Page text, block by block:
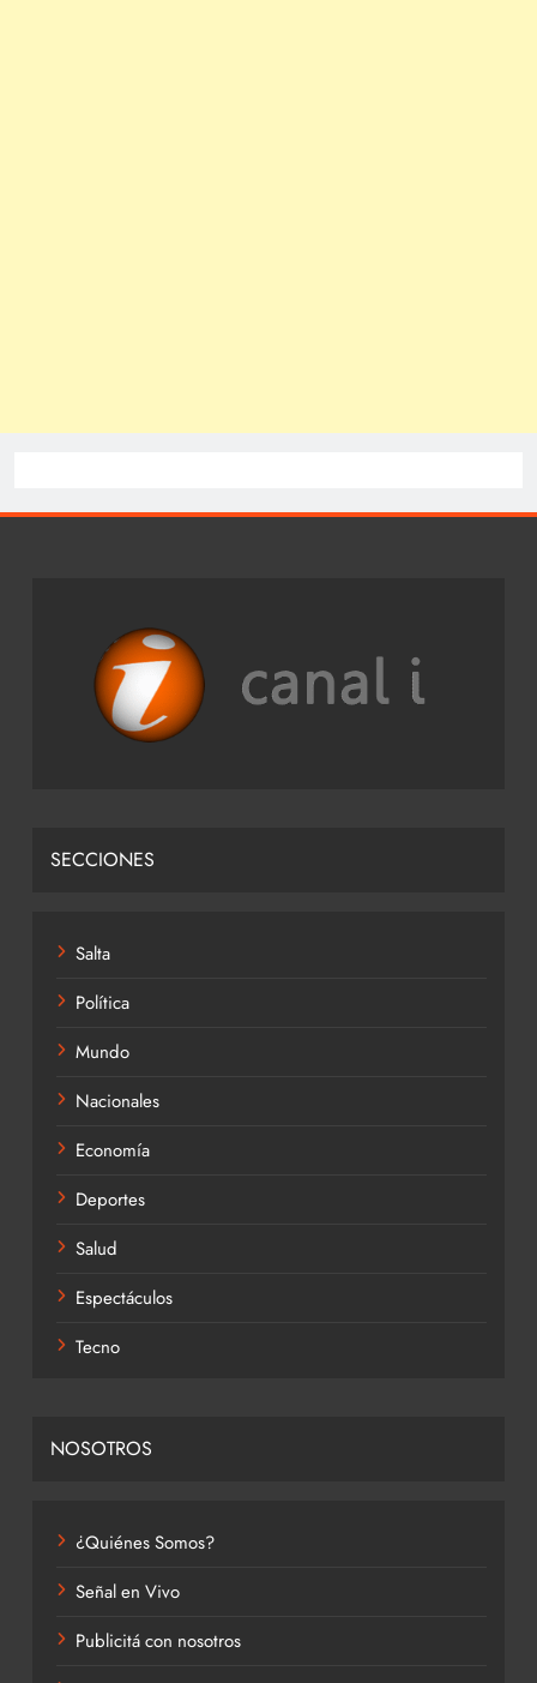
SECCIONES
Salta
Política
Mundo
Nacionales
Economía
Deportes
Salud
Espectáculos
Tecno
NOSOTROS
¿Quiénes Somos?
Señal en Vivo
Publicitá con nosotros